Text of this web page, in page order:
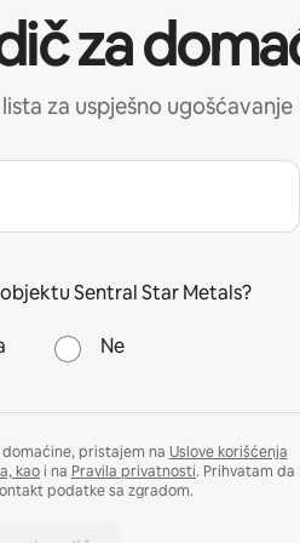
za
za uspješno ugošćavanje
Sentral Star Metals?
Ne
pristajem na Uslove korišćenja
kaoi na Pravila privatnosti. Prihvatam da
podatke sa zgradom.